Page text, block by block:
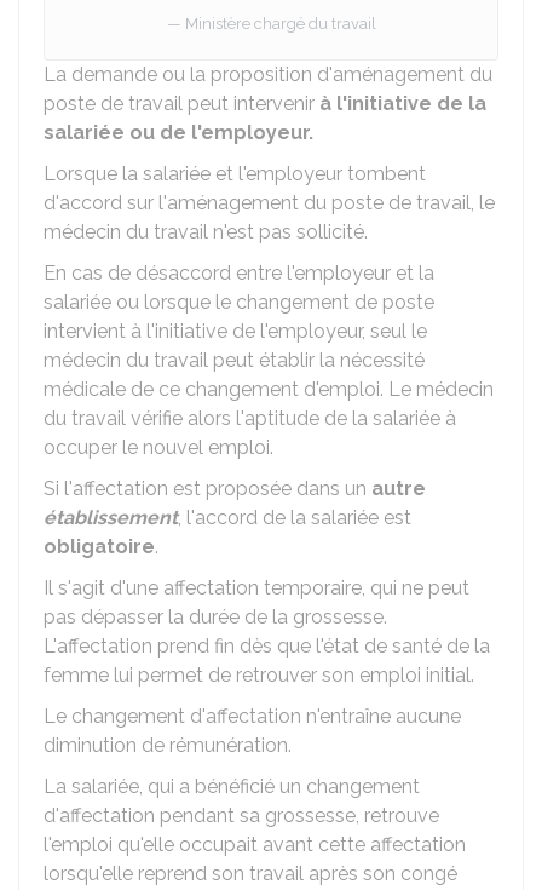
Ministère chargé du travail
La demande ou la proposition d'aménagement du
poste de travail peut intervenir à l'initiative de la
salariée ou de l'employeur.
Lorsque la salariée et l'employeur tombent
d'accord sur l'aménagement du poste de travail, le
médecin du travail n'est pas sollicité.
En cas de désaccord entre l'employeur et la
salariée ou lorsque le changement de poste
intervient à l'initiative de l'employeur, seul le
médecin du travail peut établir la nécessité
médicale de ce changement d'emploi. Le médecin
du travail vérifie alors l'aptitude de la salariée à
occuper le nouvel emploi.
Si l'affectation est proposée dans un autre
établissement, l'accord de la salariée est
obligatoire.
Il s'agit d'une affectation temporaire, qui ne peut
pas dépasser la durée de la grossesse.
L'affectation prend fin dès que l'état de santé de la
femme lui permet de retrouver son emploi initial.
Le changement d'affectation n'entraîne aucune
diminution de rémunération.
La salariée, qui a bénéficié un changement
d'affectation pendant sa grossesse, retrouve
l'emploi qu'elle occupait avant cette affectation
lorsqu'elle reprend son travail après son congé